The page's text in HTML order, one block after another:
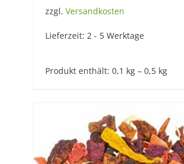
zzgl. Versandkosten
Lieferzeit: 2 - 5 Werktage
Produkt enthält: 0,1 kg – 0,5 kg